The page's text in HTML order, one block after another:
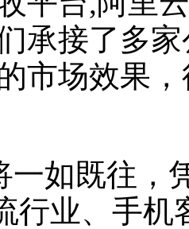
承接了多
市场效果
一如既往，
行业、手机